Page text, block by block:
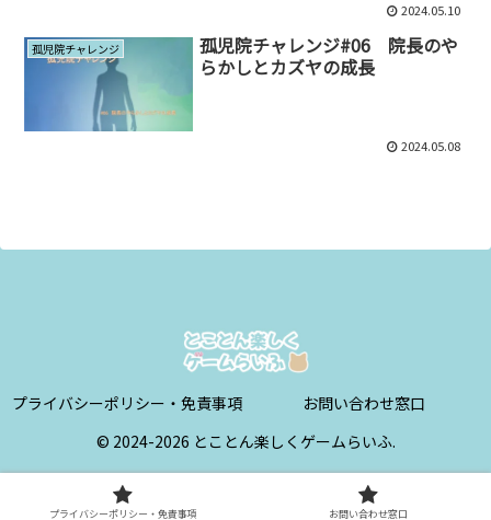
2024.05.10
孤児院チャレンジ
孤児院チャレンジ#06 院長のや
らかしとカズヤの成長
2024.05.08
プライバシーポリシー・免責事項
お問い合わせ窓口
© 2024-2026 とことん楽しくゲームらいふ.
プライバシーポリシー・免責事項 お問い合わせ窓口